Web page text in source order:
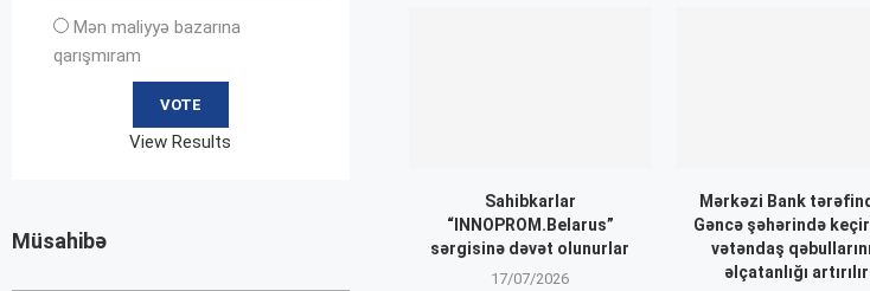
Sahibkarlar
“INNOPROM.Belarus”
sərgisinə dəvət olunurlar
17/07/2026
Mərkəzi Bank
Gəncə şəhərində
vətəndaş
əlçatanlığı artırılır
Mən maliyyə bazarına
qarışmıram
View Results
Müsahibə